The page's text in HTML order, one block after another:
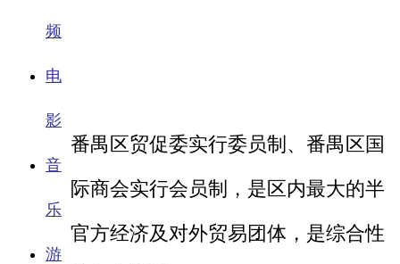
频
电
影
音
乐
游
番禺区贸促委实行委员制、番禺区国
际商会实行会员制，是区内最大的半
官方经济及对外贸易团体，是综合性